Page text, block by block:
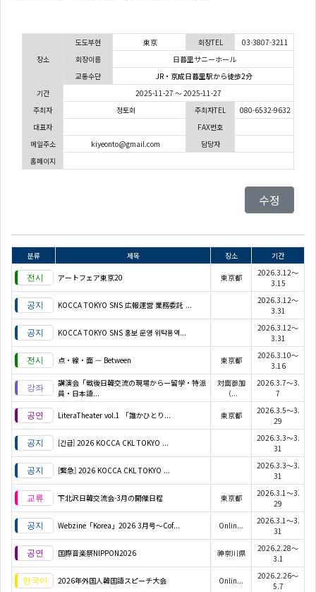
장소
도도부현 東京 회장TEL
03-3807-3211
회장이름
日暮里サニーホール
교통수단
JR・京成日暮里駅から徒歩2分
기간
2025-11-27 ～ 2025-11-27
주최자
정토회 주최자TEL
080-6532-9632
대표자
FAX번호
메일주소
kiyeonto@gmail.com
담당자
홈페이지
수정
분류 제목 장소 기간
アートフェア東京20 東京都
2026.3.12～
3.15
KOCCA TOKYO SNS 広報運営 業務委託 ...
2026.3.12～
3.31
KOCCA TOKYO SNS 홍보 운영 위탁용역...
2026.3.12～
3.31
点・線・面 — Between 東京都
2026.3.10～
3.16
講演会「戦後日韓交流の現場からー留学・特派
員・日本語...
対面参加
（...
2026.3.7～3.
7
LiteraTheater vol.1 「誰かひとり... 東京都
2026.3.5～3.
29
[긴급] 2026 KOCCA CKL TOKYO ...
2026.3.3～3.
31
[緊急] 2026 KOCCA CKL TOKYO ...
2026.3.3～3.
31
下北沢日韓交流会-3月の開催日程 東京都
2026.3.1～3.
29
Webzine「Korea」2026 3月号～Cof... Onlin...
2026.3.1～3.
31
国際音楽祭NIPPON2026 神奈川県
2026.2.28～
3.1
2026年外国人韓国語スピーチ大会 Onlin...
2026.2.26～
5.7